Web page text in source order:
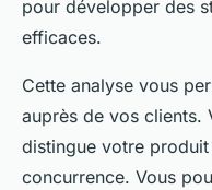
pour développer des
efficaces.
Cette analyse vous
auprès de vos clients.
distingue votre
concurrence. Vous